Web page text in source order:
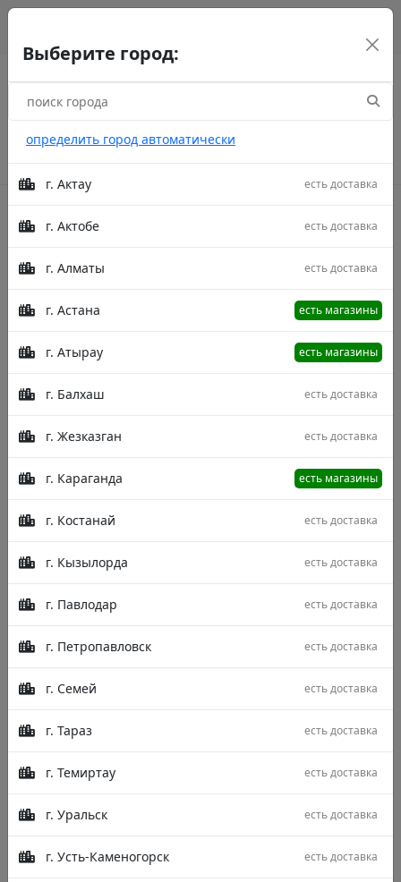
Выберите город:
определить город автоматически
г. Актау есть доставка
г. Актобе есть доставка
г. Алматы есть доставка
г. Астана есть магазины
г. Атырау есть магазины
г. Балхаш есть доставка
г. Жезказган есть доставка
г. Караганда есть магазины
г. Костанай есть доставка
г. Кызылорда есть доставка
г. Павлодар есть доставка
г. Петропавловск есть доставка
г. Семей есть доставка
г. Тараз есть доставка
г. Темиртау есть доставка
г. Уральск есть доставка
г. Усть-Каменогорск есть доставка
Главная Товары
Подушка на стул Гвинея 705-Z449/1
Подушка На Стул Подушка на стул
Описание Характеристики
Декоративная подушка на стул квадратной формы
натуральной хлопковой ткани (70% хлопок, 30%